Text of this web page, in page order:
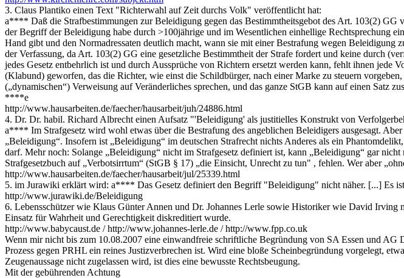
3. Claus Plantiko einen Text "Richterwahl auf Zeit durchs Volk" veröffentlicht hat:
a**** Daß die Strafbestimmungen zur Beleidigung gegen das Bestimmtheitsgebot des Art. 103(2) GG
der Begriff der Beleidigung habe durch >100jährige und im Wesentlichen einhellige Rechtsprechung
Hand gibt und den Normadressaten deutlich macht, wann sie mit einer Bestrafung wegen Beleidigung
der Verfassung, da Art. 103(2) GG eine gesetzliche Bestimmtheit der Strafe fordert und keine durch
jedes Gesetz entbehrlich ist und durch Aussprüche von Richtern ersetzt werden kann, fehlt ihnen jede
(Klabund) geworfen, das die Richter, wie einst die Schildbürger, nach einer Marke zu steuern
(„dynamischen“) Verweisung auf Veränderliches sprechen, und das ganze StGB kann auf einen Satz
****e
http://www.hausarbeiten.de/faecher/hausarbeit/juh/24886.html
4. Dr. Dr. habil. Richard Albrecht einen Aufsatz "'Beleidigung' als justitielles Konstrukt von
a**** Im Strafgesetz wird wohl etwas über die Bestrafung des angeblichen Beleidigers ausgesagt.
„Beleidigung“. Insofern ist „Beleidigung“ im deutschen Strafrecht nichts Anderes als ein
darf. Mehr noch: Solange „Beleidigung“ nicht im Strafgesetz definiert ist, kann „Beleidigung“ gar
Strafgesetzbuch auf „Verbotsirrtum“ (StGB § 17) „die Einsicht, Unrecht zu tun" , fehlen. Wer aber
http://www.hausarbeiten.de/faecher/hausarbeit/jul/25339.html
5. im Jurawiki erklärt wird: a**** Das Gesetz definiert den Begriff "Beleidigung" nicht näher. [...] Es
http://www.jurawiki.de/Beleidigung
6. Lebensschützer wie Klaus Günter Annen und Dr. Johannes Lerle sowie Historiker wie David
Einsatz für Wahrheit und Gerechtigkeit diskreditiert wurde.
http://www.babycaust.de / http://www.johannes-lerle.de / http://www.fpp.co.uk
Wenn mir nicht bis zum 10.08.2007 eine einwandfreie schriftliche Begründung von SA Essen und AG
Prozess gegen PRHL ein reines Justizverbrechen ist. Wird eine bloße Scheinbegründung vorgelegt,
Zeugenaussage nicht zugelassen wird, ist dies eine bewusste Rechtsbeugung.
Mit der gebührenden Achtung